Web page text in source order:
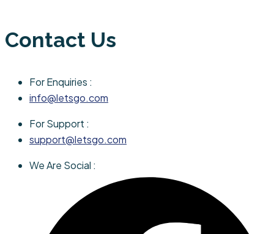
Contact Us
For Enquiries :
info@letsgo.com
For Support :
support@letsgo.com
We Are Social :